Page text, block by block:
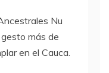
Nu
más de
en el Cauca.